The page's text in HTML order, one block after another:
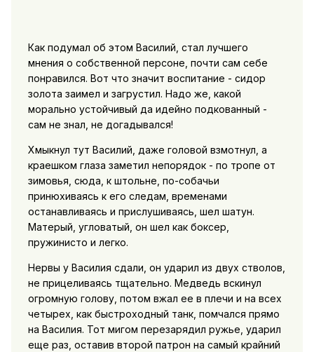
Как подумал об этом Василий, стал лучшего
мнения о собственной персоне, почти сам себе
понравился. Вот что значит воспитание - сидор
золота заимел и загрустил. Надо же, какой
морально устойчивый да идейно подкованный -
сам не знал, не догадывался!
Хмыкнул тут Василий, даже головой взмотнул, а
краешком глаза заметил непорядок - по тропе от
зимовья, сюда, к штольне, по-собачьи
принюхиваясь к его следам, временами
останавливаясь и прислушиваясь, шел шатун.
Матерый, угловатый, он шел как боксер,
пружинисто и легко.
Нервы у Василия сдали, он ударил из двух стволов,
не прицеливаясь тщательно. Медведь вскинул
огромную голову, потом вжал ее в плечи и на всех
четырех, как быстроходный танк, помчался прямо
на Василия. Тот мигом перезарядил ружье, ударил
еще раз, оставив второй патрон на самый крайний